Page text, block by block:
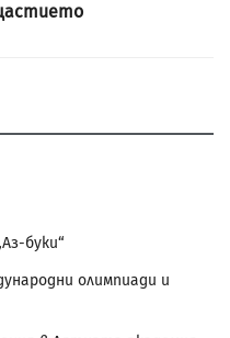
буки“
олимпиади и